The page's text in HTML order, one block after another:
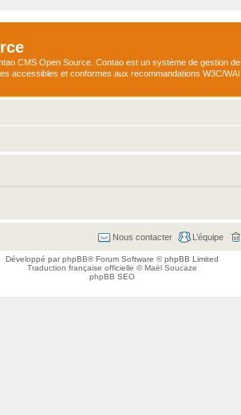
CMS Open Source. Contao est un système de gestion de
accessibles et conformes aux recommandations W3C/WAI
L’équipe
Nous contacter
Développé parphpBB® Forum Software © phpBB Limited
Traduction française officielle ©Maël Soucaze
phpBB SEO